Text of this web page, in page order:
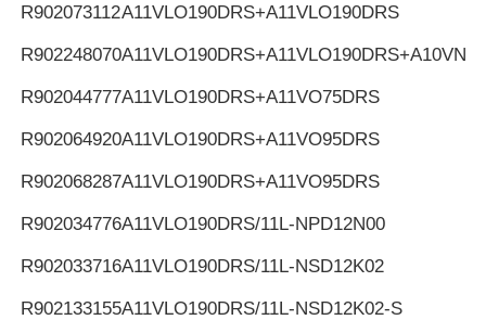
R902073112A11VLO190DRS+A11VLO190DRS
R902248070
R902044777A11VLO190DRS+A11VO75DRS
R902064920A11VLO190DRS+A11VO95DRS
R902068287A11VLO190DRS+A11VO95DRS
R902034776A11VLO190DRS/11L-NPD12N00
R902033716A11VLO190DRS/11L-NSD12K02
R902133155A11VLO190DRS/11L-NSD12K02-S